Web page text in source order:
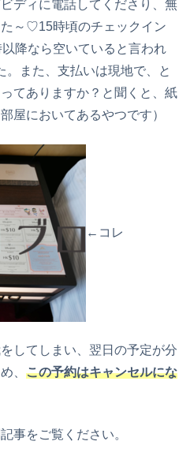
ディに電話してくださり、無
～♡15時頃のチェックイン
降なら空いていると言われ
。また、支払いは現地で、と
てありますか？と聞くと、紙
屋においてあるやつです）
←コレ
してしまい、翌日の予定が分
、 この予約はキャンセルにな
事をご覧ください。